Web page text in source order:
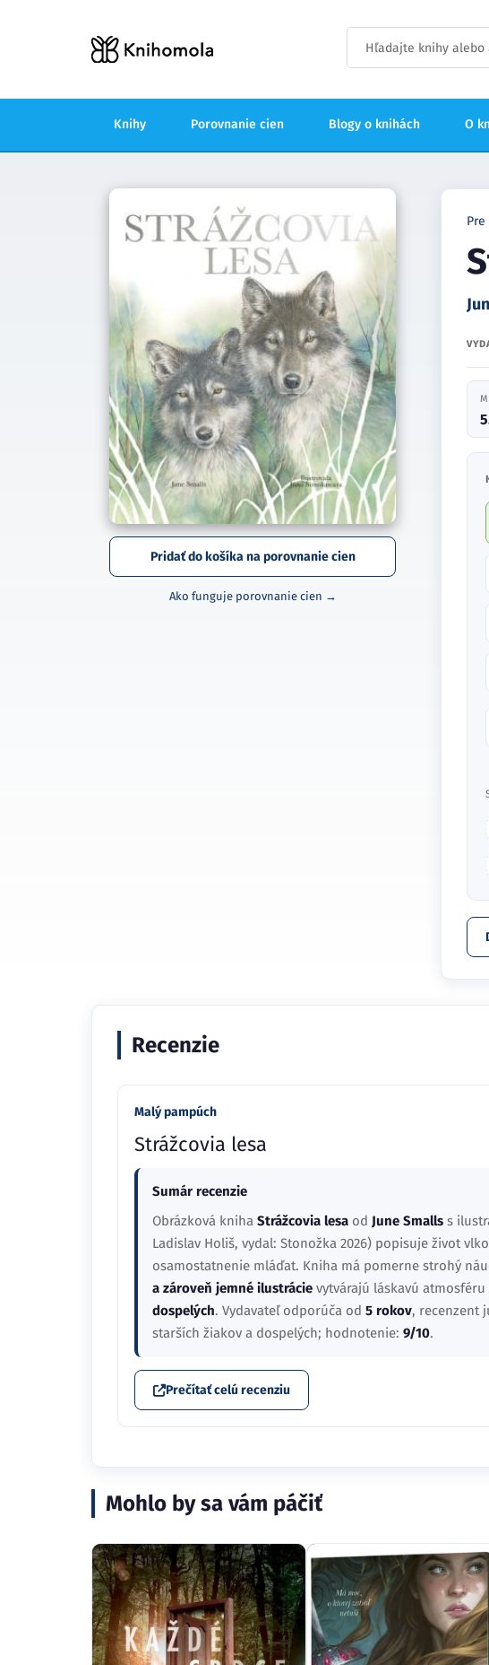
Knihy Porovnanie cien Blogy o knihách O
Pridať do košíka na porovnanie cien
Ako funguje porovnanie cien →
Recenzie
Malý pampúch
Strážcovia lesa
Sumár recenzie
Obrázková kniha Strážcovia lesa od June Smalls s
Ladislav Holiš, vydal: Stonožka 2026) popisuje život
osamostatnenie mláďat. Kniha má pomerne strohý
a zároveň jemné ilustrácie vytvárajú láskavú
dospelých. Vydavateľ odporúča od 5 rokov, recenzent
starších žiakov a dospelých; hodnotenie: 9/10.
Prečítať celú recenziu
Mohlo by sa vám páčiť